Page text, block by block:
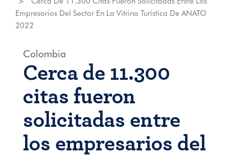
Empresarios Del Sector En La Vitrina Turística De ANATO
2022
Colombia
Cerca de 11.300
citas fueron
solicitadas entre
los empresarios del